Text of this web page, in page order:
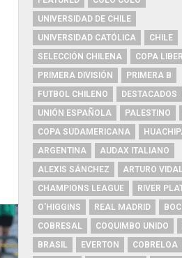
UNIVERSIDAD DE CHILE
UNIVERSIDAD CATÓLICA
CHILE
SELECCIÓN CHILENA
COPA
PRIMERA DIVISIÓN
PRIMERA B
FUTBOL CHILENO
DESTACADOS
UNIÓN ESPAÑOLA
PALESTINO
COPA SUDAMERICANA
ARGENTINA
AUDAX ITALIANO
ALEXIS SÁNCHEZ
ARTURO
CHAMPIONS LEAGUE
RIVER
O'HIGGINS
REAL MADRID
COBRESAL
COQUIMBO UNIDO
BRASIL
EVERTON COBRELOA